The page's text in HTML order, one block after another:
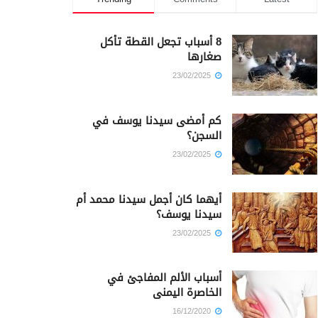
8 أسباب تجعل القطة تأكل
صغارها
كم أمضى سيدنا يوسف في
السجن؟
أيهما كان أجمل سيدنا محمد أم
سيدنا يوسف؟
أسباب الألم المفاجئ في
الخاصرة اليمنى